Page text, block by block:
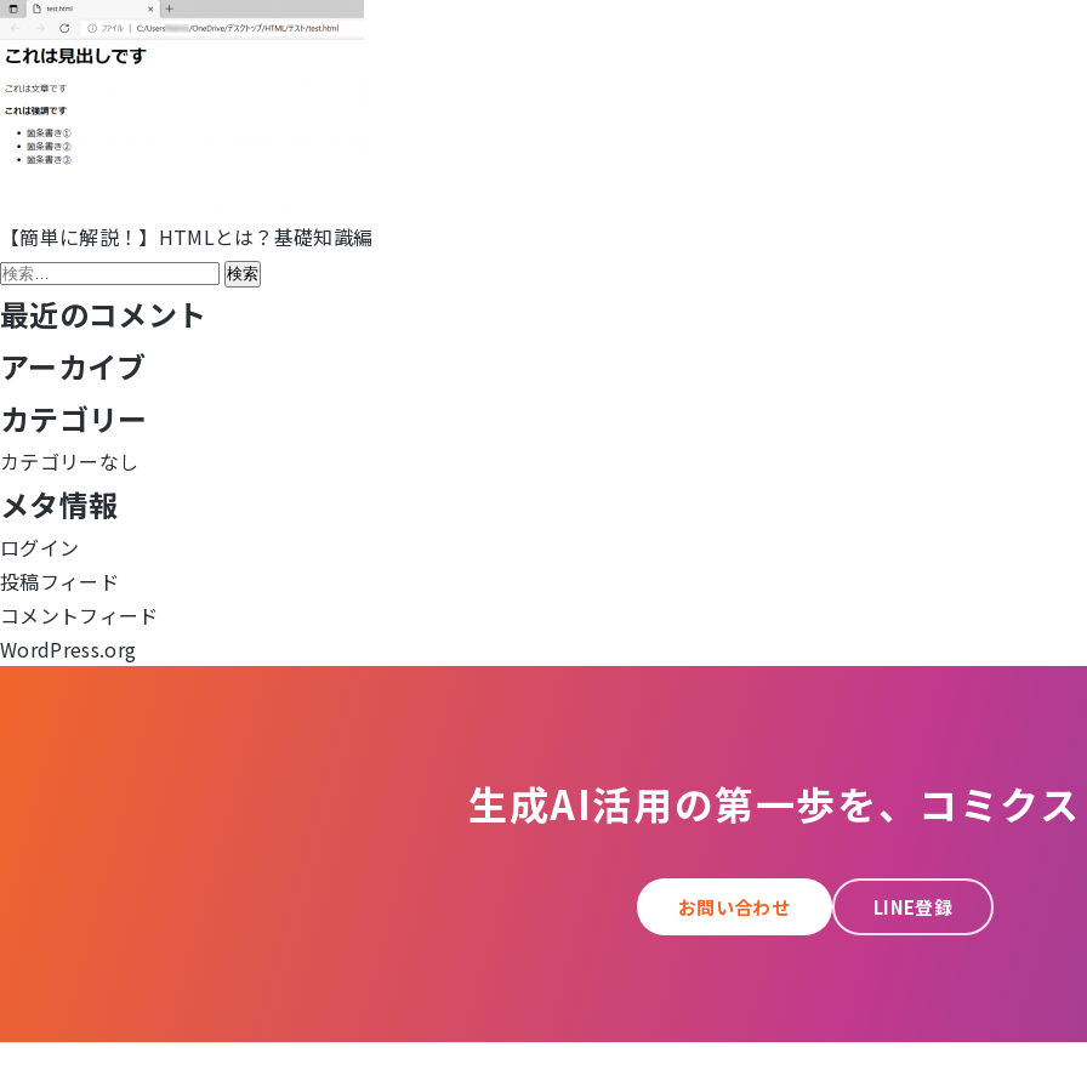
投
稿
ナ
ビ
ゲ
ー
シ
ョ
ン
【簡単に解説！】HTMLとは？基礎知識編
検
索:
最近のコメント
アーカイブ
カテゴリー
カテゴリーなし
メタ情報
ログイン
投稿フィード
コメントフィード
WordPress.org
生成AI活用の第一歩を、コミク
お問い合わせ LINE登録